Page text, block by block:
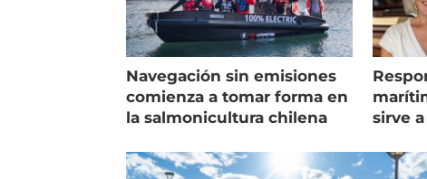
Navegación sin emisiones
comienza a tomar forma en
la salmonicultura chilena
sirve